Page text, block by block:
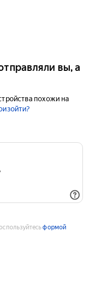
вы, а
похожи на
формой